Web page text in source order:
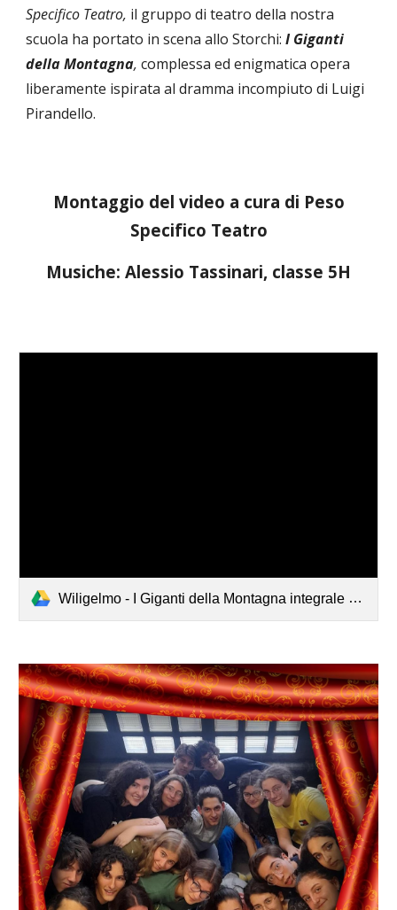
Specifico Teatro, il gruppo di teatro della nostra
scuola ha portato in scena allo Storchi:I Giganti
della Montagna,complessa ed enigmatica opera
liberamente ispirata al dramma incompiuto di Luigi
Pirandello.
Montaggio del video a cura di Peso
Specifico Teatro
Musiche: Alessio Tassinari, classe 5H
Wiligelmo - I Giganti della Montagna integrale con titoli.mp4